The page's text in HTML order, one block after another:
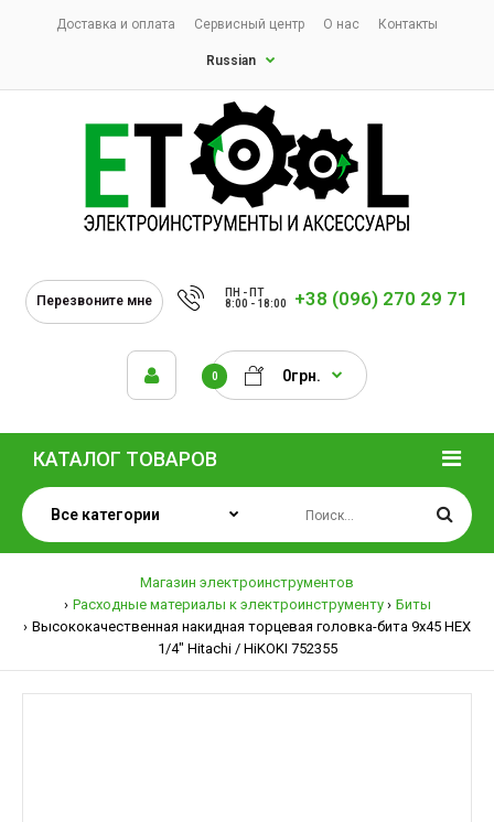
Доставка и оплата Сервисный центр О нас Контакты
Russian
Перезвоните мне
ПН - ПТ
8:00 - 18:00
+38 (096) 270 29 71
0 0грн.
КАТАЛОГ ТОВАРОВ
Магазин электроинструментов
Расходные материалы к электроинструменту
Биты
Высококачественная накидная торцевая головка-бита 9x45 HEX
1/4" Hitachi / HiKOKI 752355